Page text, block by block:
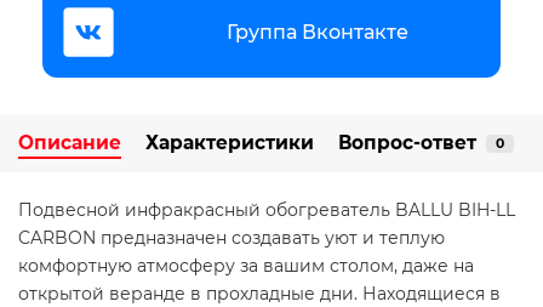
Группа Вконтакте
Описание Характеристики Вопрос-ответ 0
Подвесной инфракрасный обогреватель BALLU BIH-LL
CARBON предназначен создавать уют и теплую
комфортную атмосферу за вашим столом, даже на
открытой веранде в прохладные дни. Находящиеся в